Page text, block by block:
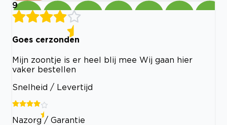
9
Goes cerzonden
Mijn zoontje is er heel blij mee Wij gaan hier
vaker bestellen
Snelheid / Levertijd
Nazorg / Garantie